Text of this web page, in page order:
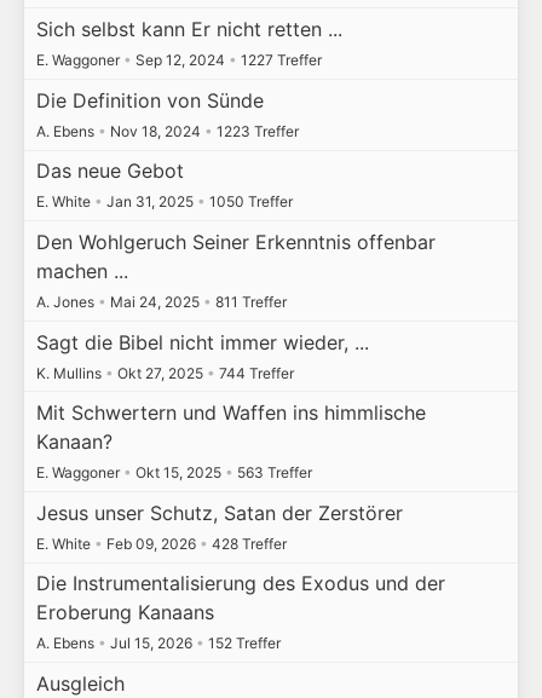
Sich selbst kann Er nicht retten ...
E. Waggoner • Sep 12, 2024 • 1227 Treffer
Die Definition von Sünde
A. Ebens • Nov 18, 2024 • 1223 Treffer
Das neue Gebot
E. White • Jan 31, 2025 • 1050 Treffer
Den Wohlgeruch Seiner Erkenntnis offenbar
machen ...
A. Jones • Mai 24, 2025 • 811 Treffer
Sagt die Bibel nicht immer wieder, ...
K. Mullins • Okt 27, 2025 • 744 Treffer
Mit Schwertern und Waffen ins himmlische
Kanaan?
E. Waggoner • Okt 15, 2025 • 563 Treffer
Jesus unser Schutz, Satan der Zerstörer
E. White • Feb 09, 2026 • 428 Treffer
Die Instrumentalisierung des Exodus und der
Eroberung Kanaans
A. Ebens • Jul 15, 2026 • 152 Treffer
Ausgleich